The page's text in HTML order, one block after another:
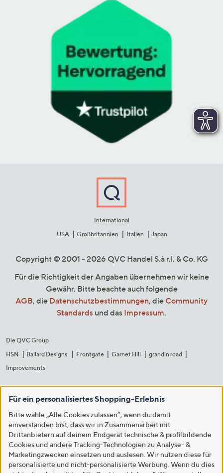
International
USA
Großbritannien Italien Japan
Copyright © 2001 - 2026 QVC Handel S.à r.l. & Co. KG
Für die Richtigkeit der Angaben übernehmen wir keine
Gewähr. Bitte beachte auch folgende
AGB, die Datenschutzbestimmungen, die Community
Standards und das Impressum.
Die QVC Group
HSN
Ballard Designs Frontgate Garnet Hill
grandin road
Improvements
Für ein personalisiertes Shopping-Erlebnis
Bitte wähle „Alle Cookies zulassen“, wenn du damit
einverstanden bist, dass wir in Zusammenarbeit mit
Drittanbietern auf deinem Endgerät technische & profilbildende
Cookies und andere Tracking-Technologien zu Analyse- &
Marketingzwecken einsetzen und auslesen. Wir nutzen diese für
personalisierte und nicht-personalisierte Werbung. Wenn du dies